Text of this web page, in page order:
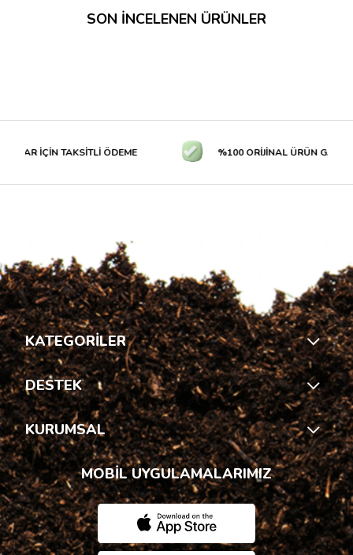
SON İNCELENEN ÜRÜNLER
İÇİN TAKSİTLİ ÖDEME %100 ORİJİNAL ÜRÜN
KATEGORİLER
DESTEK
KURUMSAL
MOBİL UYGULAMALARIMIZ